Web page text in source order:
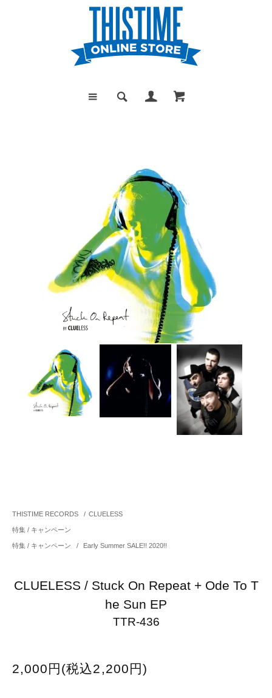
THISTIME RECORDS / CLUELESS
特集 / キャンペーン
特集 / キャンペーン / Early Summer SALE!! 2020!!
CLUELESS / Stuck On Repeat + Ode To T
he Sun EP
TTR-436
2,000円(税込2,200円)